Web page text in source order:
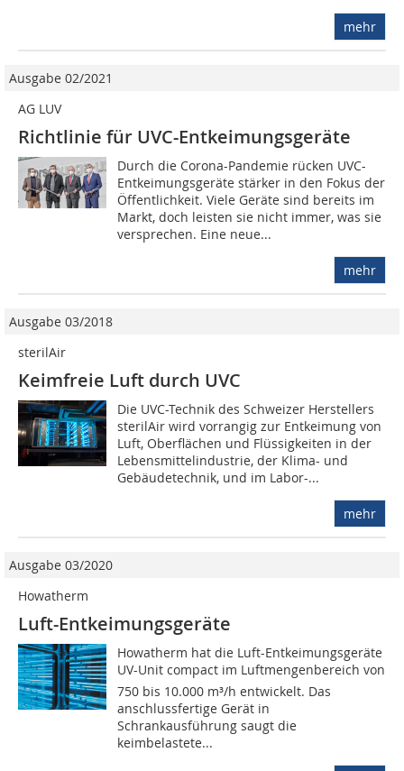
mehr
Ausgabe 02/2021
AG LUV
Richtlinie für UVC-Entkeimungsgeräte
Durch die Corona-Pandemie rücken UVC-
Entkeimungsgeräte stärker in den Fokus der
Öffentlichkeit. Viele Geräte sind bereits im
Markt, doch leisten sie nicht immer, was sie
versprechen. Eine neue...
mehr
Ausgabe 03/2018
sterilAir
Keimfreie Luft durch UVC
Die UVC-Technik des Schweizer Herstellers
sterilAir wird vorrangig zur Entkeimung von
Luft, Oberflächen und Flüssigkeiten in der
Lebensmittelindustrie, der Klima- und
Gebäudetechnik, und im Labor-...
mehr
Ausgabe 03/2020
Howatherm
Luft-Entkeimungsgeräte
Howatherm hat die Luft-Entkeimungsgeräte
UV-Unit compact im Luftmengenbereich von
750 bis 10.000 m³/h entwickelt. Das
anschlussfertige Gerät in
Schrankausführung saugt die
keimbelastete...